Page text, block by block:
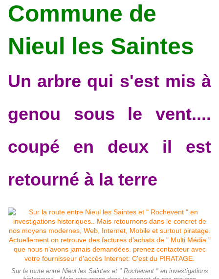
Commune de
Nieul les Saintes
Un arbre qui s'est mis à
genou sous le vent....
coupé en deux il est
retourné à la terre
Sur la route entre Nieul les Saintes et " Rochevent " en investigations